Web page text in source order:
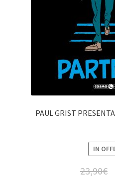
PAUL GRIST
IN
23,90€